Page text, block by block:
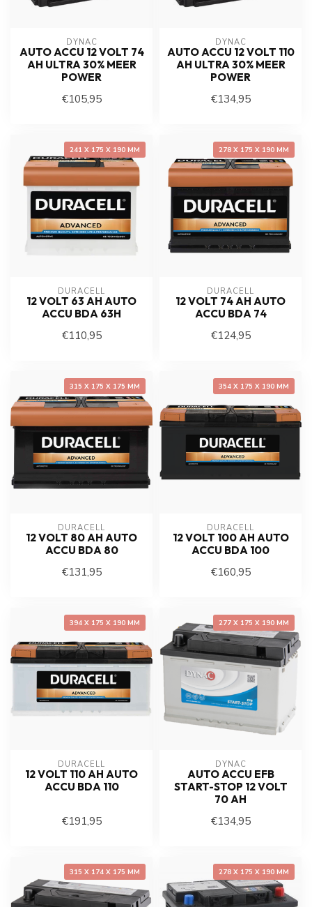
DYNAC
AUTO ACCU 12 VOLT 74
AH ULTRA 30% MEER
POWER
€105,95
DYNAC
AUTO ACCU 12 VOLT 110
AH ULTRA 30% MEER
POWER
€134,95
241 X 175 X 190 MM
DURACELL
12 VOLT 63 AH AUTO
ACCU BDA 63H
€110,95
278 X 175 X 190 MM
DURACELL
12 VOLT 74 AH AUTO
ACCU BDA 74
€124,95
315 X 175 X 175 MM
DURACELL
12 VOLT 80 AH AUTO
ACCU BDA 80
€131,95
354 X 175 X 190 MM
DURACELL
12 VOLT 100 AH AUTO
ACCU BDA 100
€160,95
394 X 175 X 190 MM
DURACELL
12 VOLT 110 AH AUTO
ACCU BDA 110
€191,95
277 X 175 X 190 MM
DYNAC
AUTO ACCU EFB
START-STOP 12 VOLT
70 AH
€134,95
315 X 174 X 175 MM 278 X 175 X 190 MM